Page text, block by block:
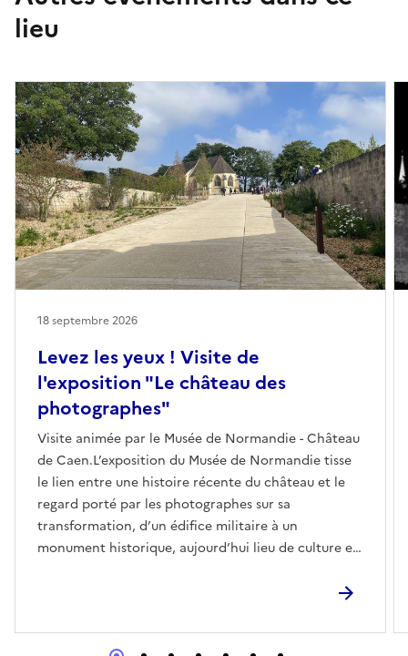
lieu
Levez les yeux ! Visite de
l'exposition "Le château des
photographes"
Visite animée par le Musée de Normandie - Château
de Caen.L’exposition du Musée de Normandie tisse
le lien entre une histoire récente du château et le
regard porté par les photographes sur sa
transformation, d’un édifice militaire à un
monument historique, aujourd’hui lieu de culture et
18 septembre 2026